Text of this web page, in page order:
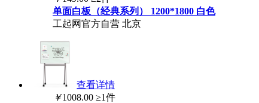
单面白板 （经典系列） 1200*1800 白色
工起网官方自营 北京
查看详情
￥1008.00 ≥1件